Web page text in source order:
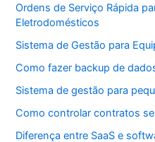
Ordens de Serviço Rápida
Eletrodomésticos
Sistema de Gestão para
Como fazer backup de
Sistema de gestão para
Como controlar contratos
Diferença entre SaaS e